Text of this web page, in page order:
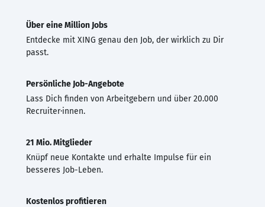
Über eine Million Jobs
Entdecke mit XING genau den Job, der wirklich zu Dir
passt.
Persönliche Job-Angebote
Lass Dich finden von Arbeitgebern und über 20.000
Recruiter·innen.
21 Mio. Mitglieder
Knüpf neue Kontakte und erhalte Impulse für ein
besseres Job-Leben.
Kostenlos profitieren